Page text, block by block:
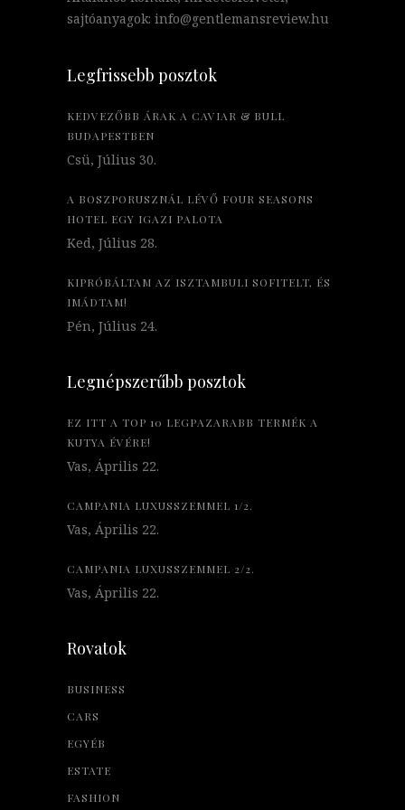
sajtóanyagok: info@gentlemansreview.hu
Legfrissebb posztok
KEDVEZŐBB ÁRAK A CAVIAR & BULL
BUDAPESTBEN
Csü, Július 30.
A BOSZPORUSZNÁL LÉVŐ FOUR SEASONS
HOTEL EGY IGAZI PALOTA
Ked, Július 28.
KIPRÓBÁLTAM AZ ISZTAMBULI SOFITELT, ÉS
IMÁDTAM!
Pén, Július 24.
Legnépszerűbb posztok
EZ ITT A TOP 10 LEGPAZARABB TERMÉK A
KUTYA ÉVÉRE!
Vas, Április 22.
CAMPANIA LUXUSSZEMMEL 1/2.
Vas, Április 22.
CAMPANIA LUXUSSZEMMEL 2/2.
Vas, Április 22.
Rovatok
BUSINESS
CARS
EGYÉB
ESTATE
FASHION